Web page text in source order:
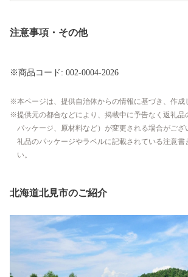
注意事項・その他
※商品コード: 002-0004-2026
本ページは、提供自治体からの情報に基づき、作成
提供元の都合などにより、掲載中に予告なく返礼品
パッケージ、原材料など）が変更される場合がござ
礼品のパッケージやラベルに記載されている注意書
い。
北海道北見市のご紹介